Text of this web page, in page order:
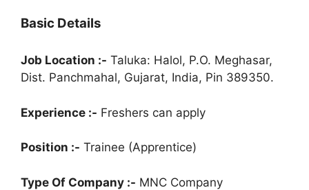
Basic Details
Job Location :- Taluka: Halol, P.O. Meghasar,
Dist. Panchmahal, Gujarat, India, Pin 389350.
Experience :- Freshers can apply
Position :- Trainee (Apprentice)
Type Of Company :- MNC Company